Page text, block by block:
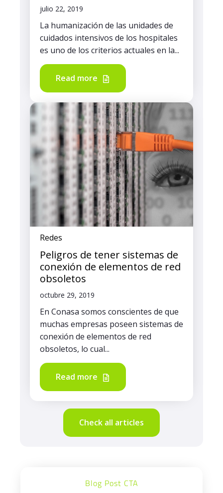
julio 22, 2019
La humanización de las unidades de
cuidados intensivos de los hospitales
es uno de los criterios actuales en la...
Read more
Redes
Peligros de tener sistemas de
conexión de elementos de red
obsoletos
octubre 29, 2019
En Conasa somos conscientes de que
muchas empresas poseen sistemas de
conexión de elementos de red
obsoletos, lo cual...
Read more
Check all articles
Blog Post CTA